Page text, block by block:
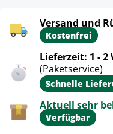
Versand und
Kostenfrei
Lieferzeit: 1 - 2
(Paketservice)
Schnelle
Aktuell sehr
Verfügbar